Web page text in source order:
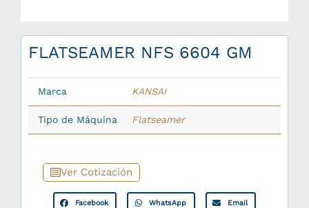
FLATSEAMER NFS 6604 GM
Marca KANSAI
Tipo de Máquina Flatseamer
Ver Cotización
Facebook WhatsApp Email